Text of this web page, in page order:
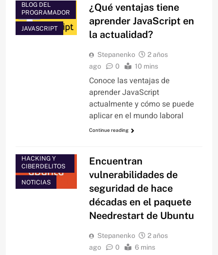
BLOG DEL
PROGRAMADOR
JAVASCRIPT
¿Qué ventajas tiene
aprender JavaScript en
la actualidad?
Stepanenko
2 años
ago
0 10 mins
Conoce las ventajas de
aprender JavaScript
actualmente y cómo se puede
aplicar en el mundo laboral
Continue reading
HACKING Y
CIBERDELITOS
NOTICIAS
Encuentran
vulnerabilidades de
seguridad de hace
décadas en el paquete
Needrestart de Ubuntu
Stepanenko
2 años
ago
0 6 mins